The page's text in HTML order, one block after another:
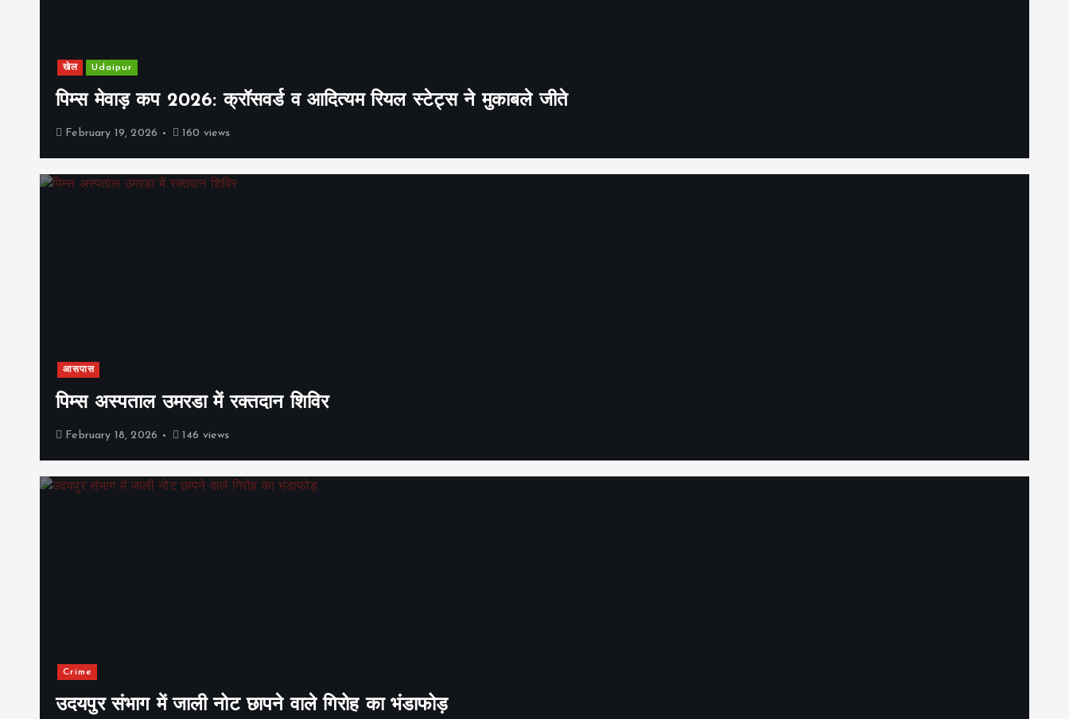
खेल Udaipur
पिम्स मेवाड़ कप 2026: क्रॉसवर्ड व आदित्यम रियल स्टेट्स ने मुकाबले जीते
February 19, 2026 160 views
आसपास
पिम्स अस्पताल उमरडा में रक्तदान शिविर
February 18, 2026 146 views
Crime
उदयपुर संभाग में जाली नोट छापने वाले गिरोह का भंडाफोड़